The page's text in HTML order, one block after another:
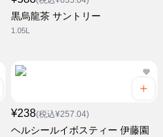
黒烏龍茶 サントリー
1.05L
¥238(税込¥257.04)
ヘルシールイボスティー 伊藤園